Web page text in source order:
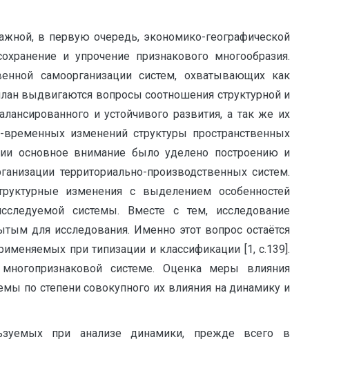
в первую очередь, экономико-географической
и упрочение признакового многообразия.
самоорганизации систем, охватывающих как
выдвигаются вопросы соотношения структурной и
и устойчивого развития, а так же их
изменений структуры пространственных
основное внимание было уделено построению и
территориально-производственных систем.
изменения с выделением особенностей
системы. Вместе с тем, исследование
для исследования. Именно этот вопрос остаётся
при типизации и классификации [1, с.139].
системе. Оценка меры влияния
по степени совокупного их влияния на динамику и
при анализе динамики, прежде всего в